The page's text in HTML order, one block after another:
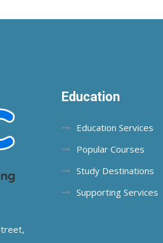
Education
Education Services
Popular Courses
Study Destinations
Supporting Services